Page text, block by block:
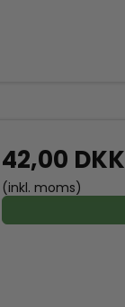
42,00 DKK
(inkl. moms)